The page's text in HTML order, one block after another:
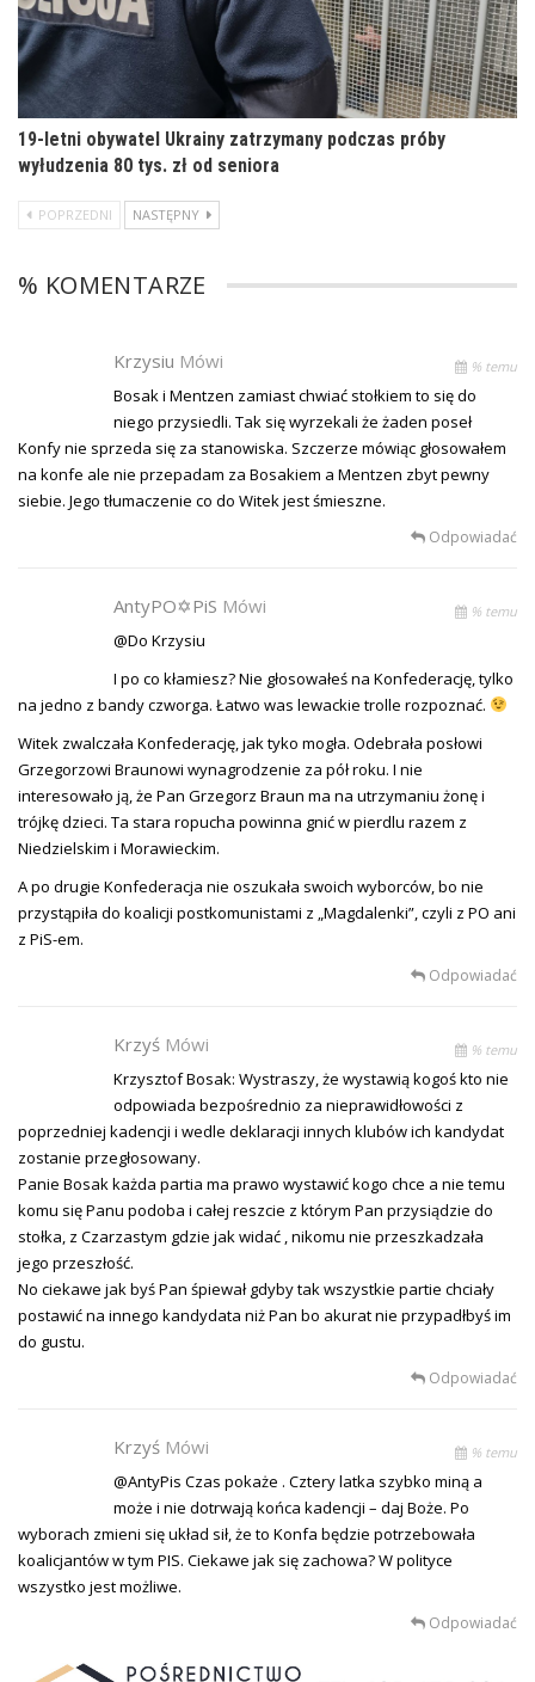
19-letni obywatel Ukrainy zatrzymany podczas próby
wyłudzenia 80 tys. zł od seniora
POPRZEDNI NASTĘPNY
% KOMENTARZE
Krzysiu Mówi % temu
Bosak i Mentzen zamiast chwiać stołkiem to się do
niego przysiedli. Tak się wyrzekali że żaden poseł
Konfy nie sprzeda się za stanowiska. Szczerze mówiąc głosowałem
na konfe ale nie przepadam za Bosakiem a Mentzen zbyt pewny
siebie. Jego tłumaczenie co do Witek jest śmieszne.
Odpowiadać
AntyPO✡PiS Mówi % temu
@Do Krzysiu
I po co kłamiesz? Nie głosowałeś na Konfederację, tylko
na jedno z bandy czworga. Łatwo was lewackie trolle rozpoznać.
Witek zwalczała Konfederację, jak tyko mogła. Odebrała posłowi
Grzegorzowi Braunowi wynagrodzenie za pół roku. I nie
interesowało ją, że Pan Grzegorz Braun ma na utrzymaniu żonę i
trójkę dzieci. Ta stara ropucha powinna gnić w pierdlu razem z
Niedzielskim i Morawieckim.
A po drugie Konfederacja nie oszukała swoich wyborców, bo nie
przystąpiła do koalicji postkomunistami z „Magdalenki”, czyli z PO ani
z PiS-em.
Odpowiadać
Krzyś Mówi % temu
Krzysztof Bosak: Wystraszy, że wystawią kogoś kto nie
odpowiada bezpośrednio za nieprawidłowości z
poprzedniej kadencji i wedle deklaracji innych klubów ich kandydat
zostanie przegłosowany.
Panie Bosak każda partia ma prawo wystawić kogo chce a nie temu
komu się Panu podoba i całej reszcie z którym Pan przysiądzie do
stołka, z Czarzastym gdzie jak widać , nikomu nie przeszkadzała
jego przeszłość.
No ciekawe jak byś Pan śpiewał gdyby tak wszystkie partie chciały
postawić na innego kandydata niż Pan bo akurat nie przypadłbyś im
do gustu.
Odpowiadać
Krzyś Mówi % temu
@AntyPis Czas pokaże . Cztery latka szybko miną a
może i nie dotrwają końca kadencji – daj Boże. Po
wyborach zmieni się układ sił, że to Konfa będzie potrzebowała
koalicjantów w tym PIS. Ciekawe jak się zachowa? W polityce
wszystko jest możliwe.
Odpowiadać